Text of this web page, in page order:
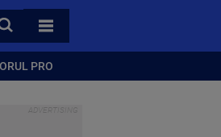
TOATE CATEGORIILE
PRO